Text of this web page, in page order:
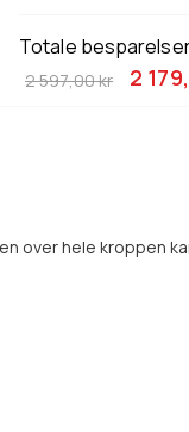
Totale
2
2 597,00 kr
over hele kroppen